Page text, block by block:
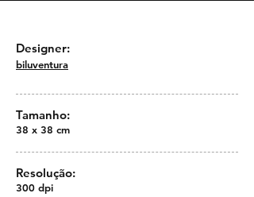
Designer:
biluventura
Tamanho:
38 x 38 cm
Resolução:
300 dpi